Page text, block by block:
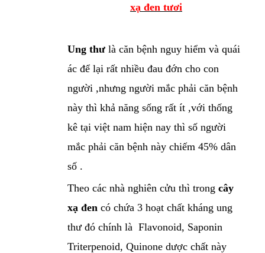
xạ đen tươi
Ung thư là căn bệnh nguy hiểm và quái
ác để lại rất nhiều đau đớn cho con
người ,nhưng người mắc phải căn bệnh
này thì khả năng sống rất ít ,với thống
kê tại việt nam hiện nay thì số người
mắc phải căn bệnh này chiếm 45% dân
số .
Theo các nhà nghiên cửu thì trong cây
xạ đen có chứa 3 hoạt chất kháng ung
thư đó chính là Flavonoid, Saponin
Triterpenoid, Quinone dược chất này